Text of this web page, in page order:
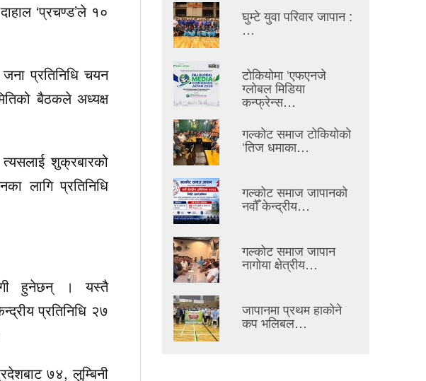
‘प्रचण्ड’ले १०
प्रतिनिधि चयन
बैठकले अध्यक्ष
शुक्रबारको
लागि प्रतिनिधि
हुनेछन् । यस्तै
प्रतिनिधि २७
७४, लुम्बिनी
घुम्टे युवा परिवार जापान :
…
टोकियोमा ‘एफएनजे
ग्लोबल मिडिया
कन्फ्रेन्स…
गल्कोट समाज टोकियोको
‘तिज धमाका…
गल्कोट समाज जापानको
नवौँ केन्द्रीय…
गल्कोट समाज जापान
नागोया क्षेत्रीय…
जापानमा प्रथम हाकोने
कप भलिबल…